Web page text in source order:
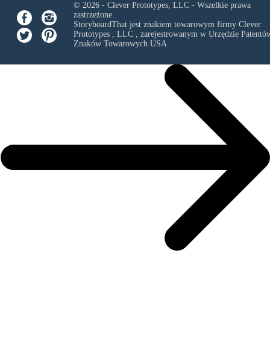
© 2026 - Clever Prototypes, LLC - Wszelkie prawa
zastrzeżone.
StoryboardThat jest znakiem towarowym firmy Clever
Prototypes , LLC, zarejestrowanym w Urzędzie
Znaków Towarowych USA